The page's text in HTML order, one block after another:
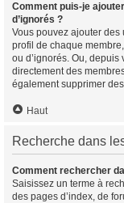
Comment puis-je
d’ignorés ?
Vous pouvez ajouter
profil de chaque
ou d’ignorés. Ou,
directement des
également supprimer
Haut
Recherche dans
Comment rechercher
Saisissez un terme à
des pages d’index, de